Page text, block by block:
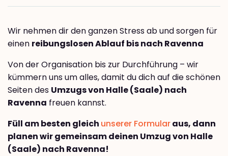
Wir nehmen dir den ganzen Stress ab und sorgen für
einen reibungslosen Ablauf bis nach Ravenna
Von der Organisation bis zur Durchführung – wir
kümmern uns um alles, damit du dich auf die schönen
Seiten des Umzugs von Halle (Saale) nach
Ravenna freuen kannst.
Füll am besten gleich unserer Formularaus, dann
planen wir gemeinsam deinen Umzug von Halle
(Saale) nach Ravenna!